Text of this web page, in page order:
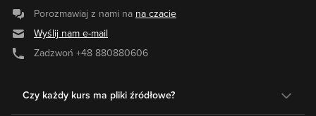
Porozmawiaj z nami na na czacie
Wyślij nam e-mail
Zadzwoń +48 880880606
Czy każdy kurs ma pliki źródłowe?